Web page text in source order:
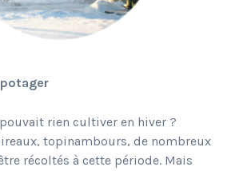
rien cultiver en hiver ?
topinambours, de nombreux
récoltés à cette période. Mais